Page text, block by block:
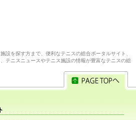
設を探す方まで、便利なテニスの総合ポータルサイト、
テニスニュースやテニス施設の情報が豊富なテニスの総